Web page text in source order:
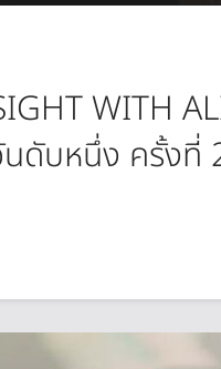
WITH
ดับหนึ่ง ครั้งที่